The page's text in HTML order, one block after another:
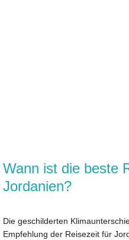
Wann ist die beste
Jordanien?
Die geschilderten
Empfehlung der Reisezeit für